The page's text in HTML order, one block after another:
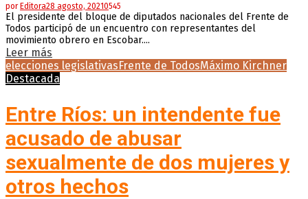
porEditora28 agosto, 20210545
El presidente del bloque de diputados nacionales del Frente de
Todos participó de un encuentro con representantes del
movimiento obrero en Escobar....
Leer más
elecciones legislativasFrente de TodosMáximo Kirchner
Destacada
Entre Ríos: un intendente fue
acusado de abusar
sexualmente de dos mujeres y
otros hechos